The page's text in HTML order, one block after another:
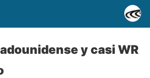
y casi WR